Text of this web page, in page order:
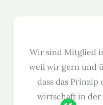
Wir sind Mit­glied
weil wir gern und
dass das
wirtschaft in der